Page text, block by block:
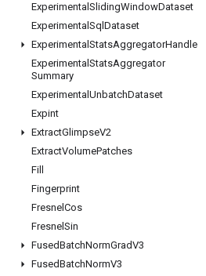
Experimental SlidingWindowDataset
Experimental Sql Dataset
Experimental StatsAggregatorHandle
Experimental StatsAggregator
Summary
Experimental UnbatchDataset
Expint
ExtractGlimpseV2
ExtractVolumePatches
Fill
Fingerprint
Fresnel Cos
Fresnel Sin
FusedBatchNormGradV3
FusedBatchNormV3